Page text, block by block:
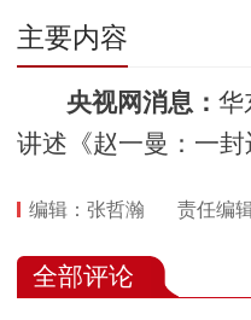
主要内容
央视网消息： 华
讲述《赵一曼：一封
编辑：张哲瀚 责任编
全部评论